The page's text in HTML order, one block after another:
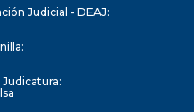
Judicial - DEAJ: